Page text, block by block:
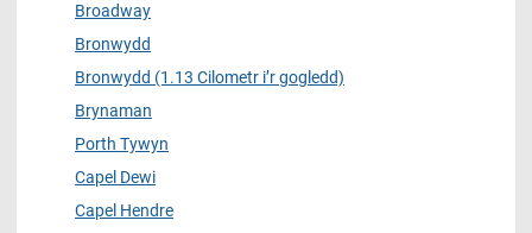
Broadway
Bronwydd
Bronwydd (1.13 Cilometr i’r gogledd)
Brynaman
Porth Tywyn
Capel Dewi
Capel Hendre